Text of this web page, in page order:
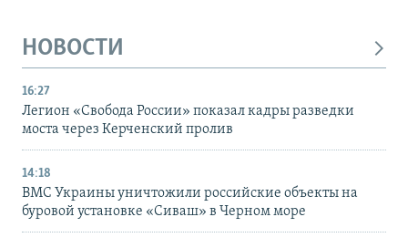
НОВОСТИ
16:27
Легион «Свобода России» показал кадры разведки
моста через Керченский пролив
14:18
ВМС Украины уничтожили российские объекты на
буровой установке «Сиваш» в Черном море